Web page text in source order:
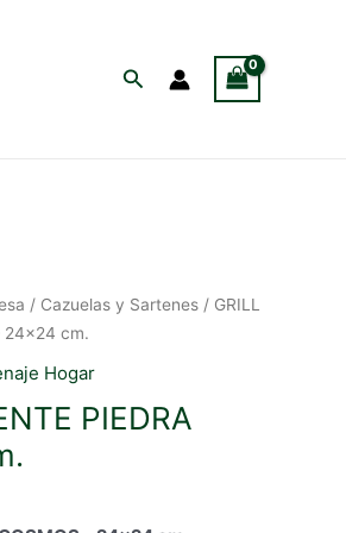
Buscar
/ Cazuelas y Sartenes / GRILL
24×24 cm.
Hogar
PIEDRA